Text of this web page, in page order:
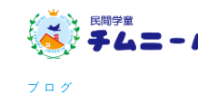
ブログ